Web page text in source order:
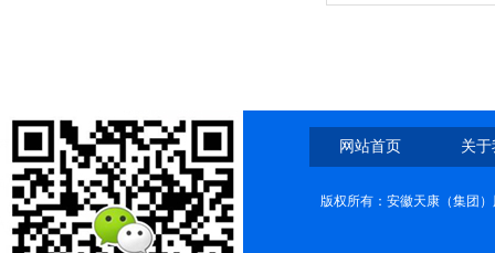
网站首页 关
版权所有：安徽天康（集团